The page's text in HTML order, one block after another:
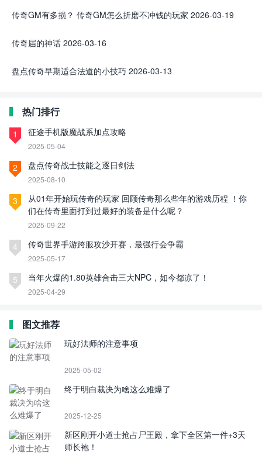
传奇GM有多损？ 传奇GM怎么折磨不冲钱的玩家 2026-03-19
传奇届的神话 2026-03-16
盘点传奇早期适合法道的小技巧 2026-03-13
热门排行
1 征途手机版魔战系加点攻略
2025-05-04
2 盘点传奇战士技能之逐日剑法
2025-08-10
3
从01年开始玩传奇的玩家 回顾传奇那么些年的游戏历程 ！你
们在传奇里面打到过最好的装备是什么呢？
2025-09-22
4 传奇世界手游跨服攻沙开赛，最强行会争霸
2025-05-17
5 当年火爆的1.80英雄合击三大NPC，如今都凉了！
2025-04-29
图文推荐
玩好法师的注意事项
2025-05-02
终于明白裁决为啥这么难爆了
2025-12-25
新区刚开小道士抢占尸王殿，拿下全区第一件+3天
师长袍！